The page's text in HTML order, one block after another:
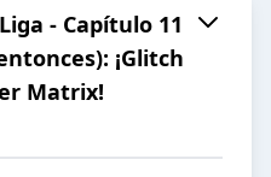
- Capítulo 11
¡Glitch
Matrix!